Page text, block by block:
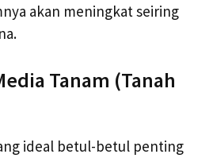
akan meningkat seiring
Tanam (Tanah
ideal betul-betul penting